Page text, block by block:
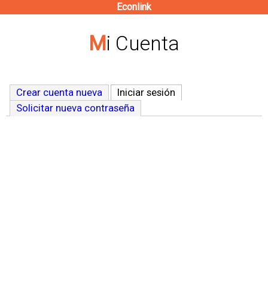
contenido
Econlink
Mi Cuenta
Crear cuenta nueva Iniciar sesión
Solicitar nueva contraseña